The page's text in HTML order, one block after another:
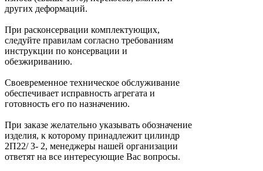
других деформаций.
При расконсервации комплектующих,
следуйте правилам согласно требованиям
инструкции по консервации и
обезжириванию.
Своевременное техническое обслуживание
обеспечивает исправность агрегата и
готовность его по назначению.
При заказе желательно указывать обозначение
изделия, к которому принадлежит цилиндр
2П22/ 3- 2, менеджеры нашей организации
ответят на все интересующие Вас вопросы.